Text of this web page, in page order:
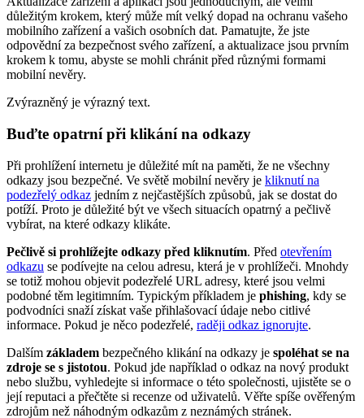
důležitým krokem, který může mít velký dopad na ochranu vašeho
mobilního zařízení a vašich osobních dat. Pamatujte, že jste
odpovědní za bezpečnost svého zařízení, a aktualizace jsou prvním
krokem k tomu, abyste se mohli chránit před různými formami
mobilní nevěry.
Zvýrazněný je výrazný text.
Buďte opatrní při klikání na odkazy
Při prohlížení internetu je důležité mít na paměti, že ne všechny
odkazy jsou bezpečné. Ve světě mobilní nevěry je kliknutí na
podezřelý odkaz jedním z nejčastějších způsobů, jak se dostat do
potíží. Proto je důležité být ve všech situacích opatrný a pečlivě
vybírat, na které odkazy klikáte.
Pečlivě si prohlížejte odkazy před kliknutím. Před otevřením
odkazu se podívejte na celou adresu, která je v prohlížeči. Mnohdy
se totiž mohou objevit podezřelé URL adresy, které jsou velmi
podobné těm legitimním. Typickým příkladem je phishing, kdy se
podvodníci snaží získat vaše přihlašovací údaje nebo citlivé
informace. Pokud je něco podezřelé, raději odkaz ignorujte.
Dalším základem bezpečného klikání na odkazy je spoléhat se na
zdroje se s jistotou. Pokud jde například o odkaz na nový produkt
nebo službu, vyhledejte si informace o této společnosti, ujistěte se o
její reputaci a přečtěte si recenze od uživatelů. Věřte spíše ověřeným
zdrojům než náhodným odkazům z neznámých stránek.